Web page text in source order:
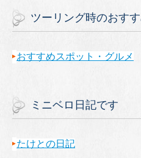
ツーリング時のおす
おすすめスポット・グルメ
ミニベロ日記です
たけとの日記